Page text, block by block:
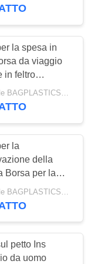
181
90
grande
la spesa in
da viaggio
in feltro
Autunno e
a tracolla
Negotiable BAGPLASTICS@YAHOO.COM MOQ:1000pieces Skype: mydearneil
la
della
Borsa per la
trapunta per
a prova
petto Ins
da uomo